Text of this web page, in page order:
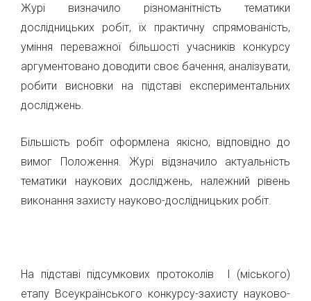
Журі визначило різноманітність тематики
дослідницьких робіт, їх практичну спрямованість,
уміння переважної більшості учасників конкурсу
аргументовано доводити своє бачення, аналізувати,
робити висновки на підставі експериментальних
досліджень.
Більшість робіт оформлена якісно, відповідно до
вимог Положення. Журі відзначило актуальність
тематики наукових досліджень, належний рівень
виконання захисту науково-дослідницьких робіт.
На підставі підсумкових протоколів І (міського)
етапу Всеукраїнського конкурсу-захисту науково-